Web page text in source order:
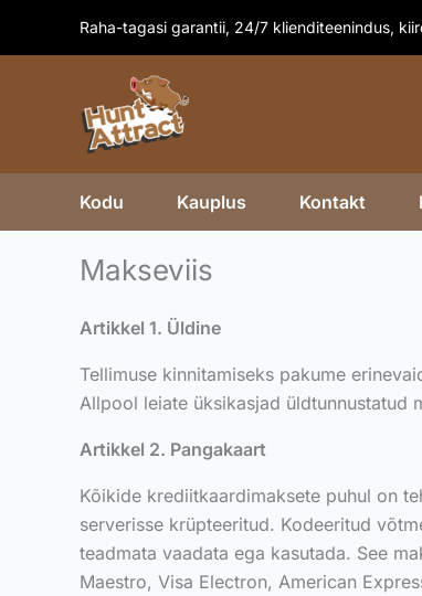
Raha-tagasi garantii, 24/7 klienditeenindus,
Kodu Kauplus Kontakt
Makseviis
Artikkel 1. Üldine
Tellimuse kinnitamiseks pakume
Allpool leiate üksikasjad üldtunnustatud
Artikkel 2. Pangakaart
Kõikide krediitkaardimaksete puhul on
serverisse krüpteeritud. Kodeeritud
teadmata vaadata ega kasutada. See
Maestro, Visa Electron, American